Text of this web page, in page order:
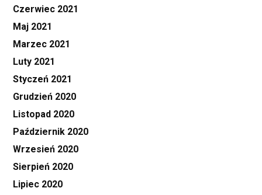
Czerwiec 2021
Maj 2021
Marzec 2021
Luty 2021
Styczeń 2021
Grudzień 2020
Listopad 2020
Październik 2020
Wrzesień 2020
Sierpień 2020
Lipiec 2020